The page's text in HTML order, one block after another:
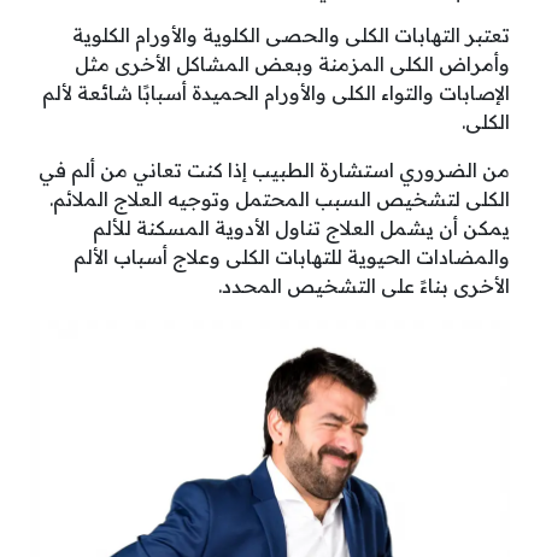
تعتبر التهابات الكلى والحصى الكلوية والأورام الكلوية
وأمراض الكلى المزمنة وبعض المشاكل الأخرى مثل
الإصابات والتواء الكلى والأورام الحميدة أسبابًا شائعة لألم
الكلى.
من الضروري استشارة الطبيب إذا كنت تعاني من ألم في
الكلى لتشخيص السبب المحتمل وتوجيه العلاج الملائم.
يمكن أن يشمل العلاج تناول الأدوية المسكنة للألم
والمضادات الحيوية للتهابات الكلى وعلاج أسباب الألم
الأخرى بناءً على التشخيص المحدد.